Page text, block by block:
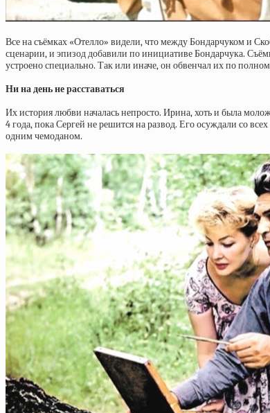
Все на съёмках «Отелло» видели, что между Бондарчуком и
сценарии, и эпизод добавили по инициативе Бондарчука.
устроено специально. Так или иначе, он обвенчал их по
Ни на день не расставаться
Их история любви началась непросто. Ирина, хоть и была
4 года, пока Сергей не решится на развод. Его осуждали со
одним чемоданом.